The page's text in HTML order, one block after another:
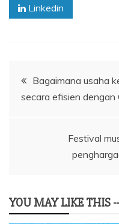
Linkedin
Navigasi
pos
Bagaimana usaha
secara efisien dengan
Festival
YOU MAY LIKE THIS